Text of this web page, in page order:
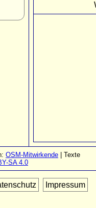
OSM-Mitwirkende | Texte
SA 4.0
Impressum